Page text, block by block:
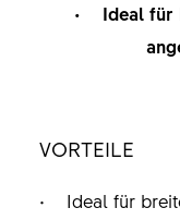
• Ideal für
VORTEILE
• Ideal für